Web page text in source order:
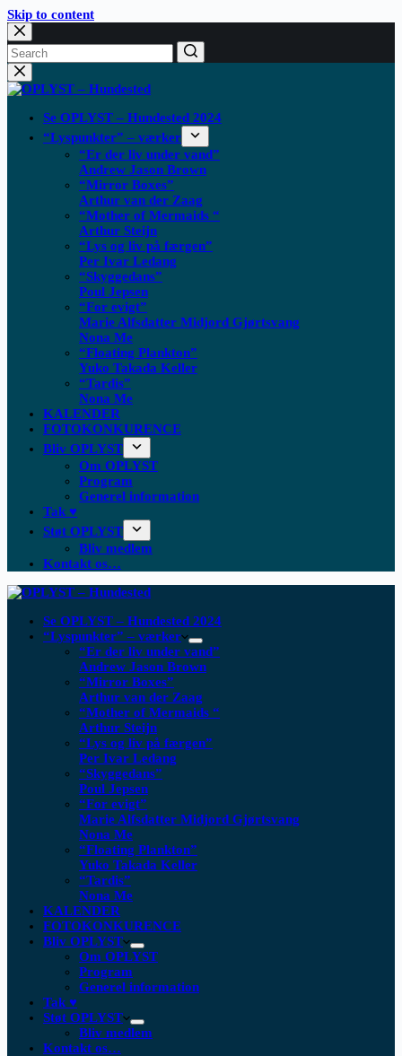
Skip to content
Se OPLYST – Hundested 2024
“Lyspunkter” – værker
“Er der liv under vand”
Andrew Jason Brown
“Mirror Boxes”
Arthur van der Zaag
“Mother of Mermaids “
Arthur Steijn
“Lys og liv på færgen”
Per Ivar Ledang
“Skyggedans”
Poul Jepsen
“For evigt”
Marie Alfsdatter Midjord Gjørtsvang
Nona Me
“Floating Plankton​”
Yuko Takada Keller
“Tardis”
Nona Me
KALENDER
FOTOKONKURENCE
Bliv OPLYST
Om OPLYST
Program
Generel information
Tak ♥
Støt OPLYST
Bliv medlem
Kontakt os…
Se OPLYST – Hundested 2024
“Lyspunkter” – værker
“Er der liv under vand”
Andrew Jason Brown
“Mirror Boxes”
Arthur van der Zaag
“Mother of Mermaids “
Arthur Steijn
“Lys og liv på færgen”
Per Ivar Ledang
“Skyggedans”
Poul Jepsen
“For evigt”
Marie Alfsdatter Midjord Gjørtsvang
Nona Me
“Floating Plankton​”
Yuko Takada Keller
“Tardis”
Nona Me
KALENDER
FOTOKONKURENCE
Bliv OPLYST
Om OPLYST
Program
Generel information
Tak ♥
Støt OPLYST
Bliv medlem
Kontakt os…